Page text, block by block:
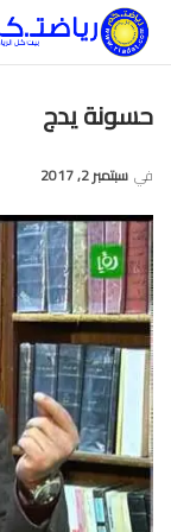
حسونة يدج
في سبتمبر 2, 2017